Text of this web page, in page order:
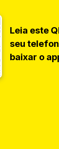
Leia este
seu
baixar o